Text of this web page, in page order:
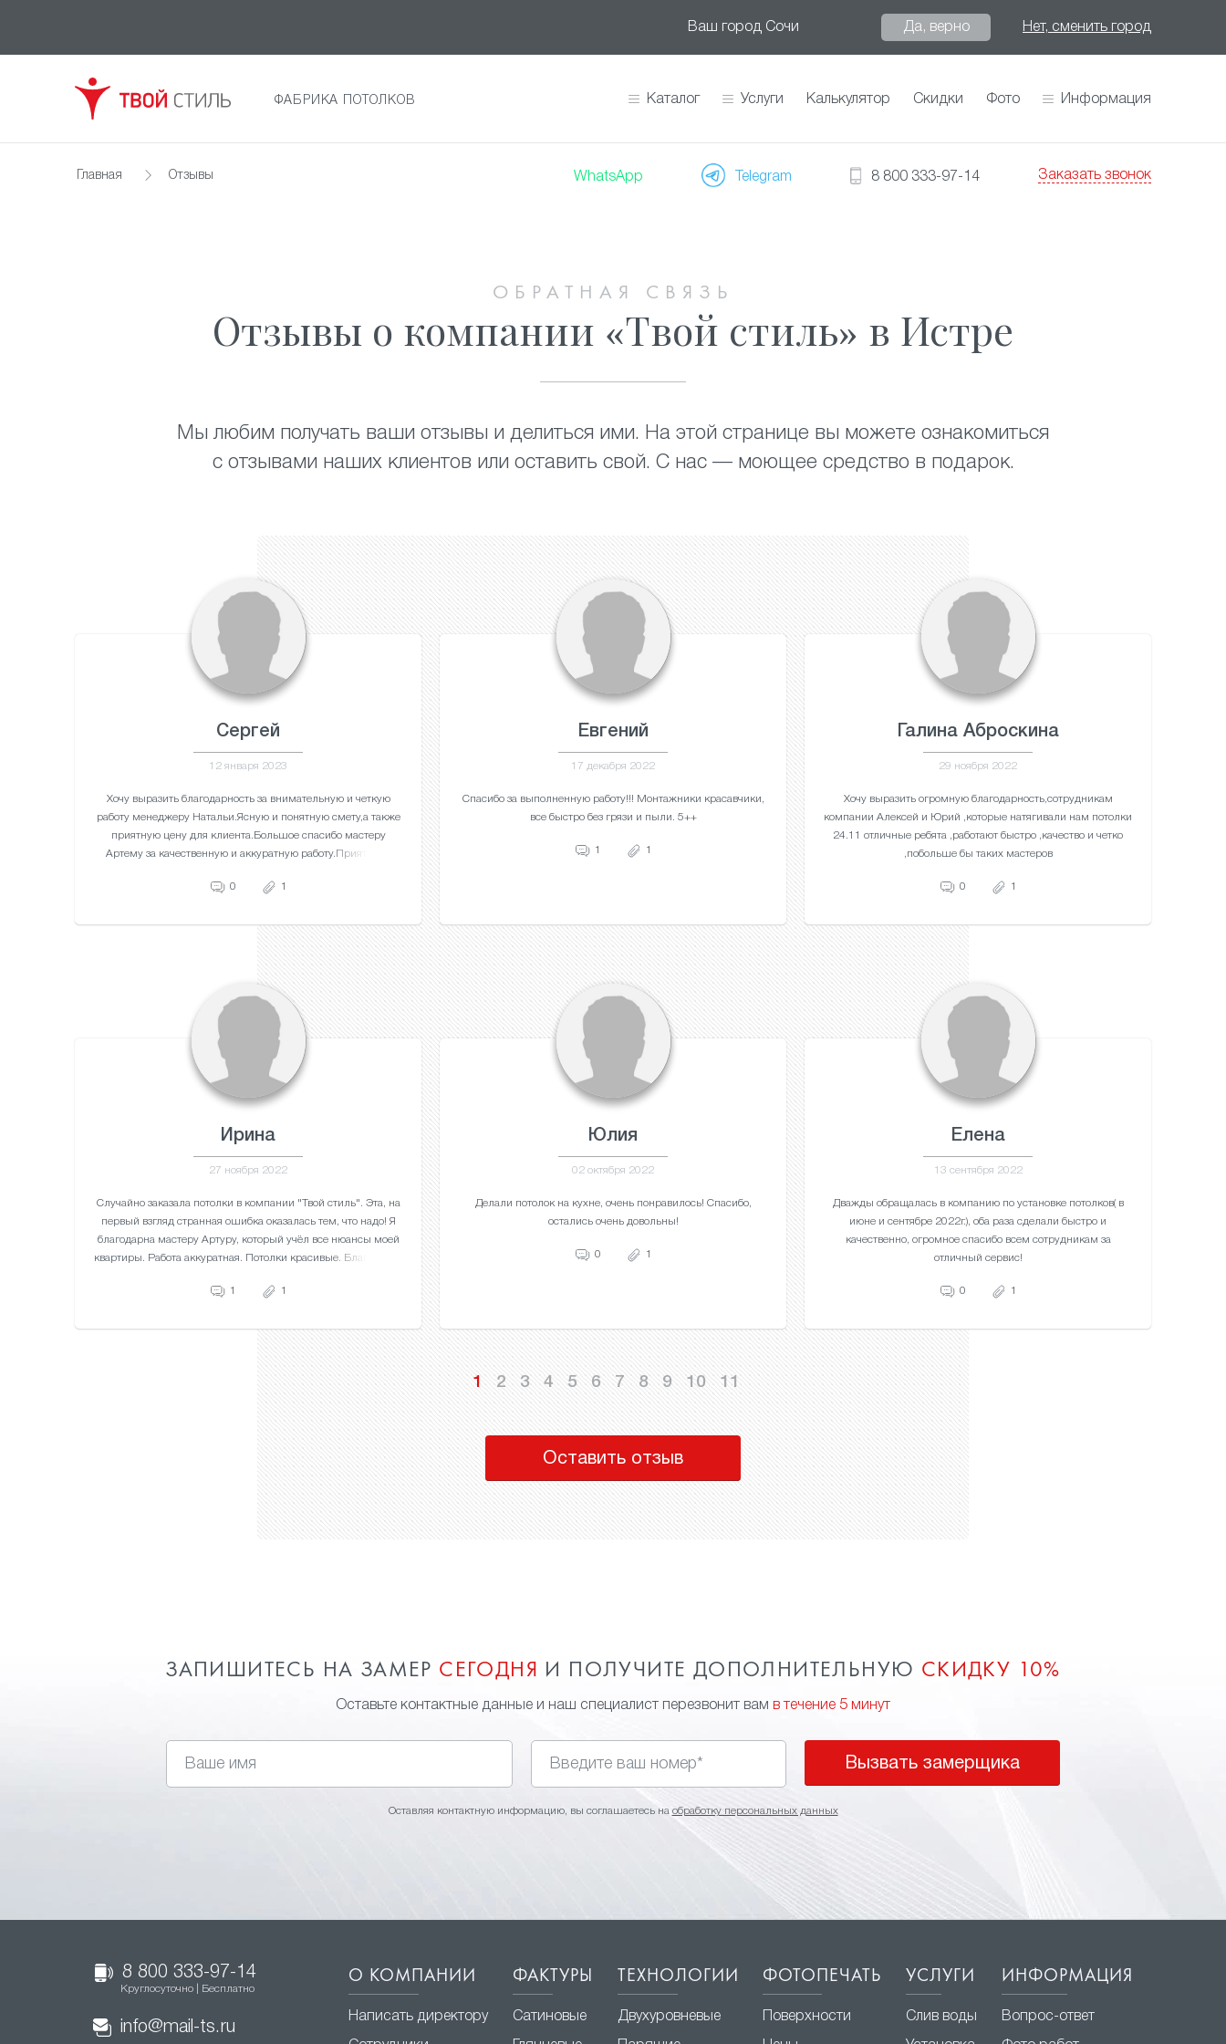
Ваш город Сочи Да, верно Нет, сменить город
ФАБРИКА ПОТОЛКОВ Каталог Услуги Калькулятор Скидки Фото Информация
Главная Отзывы WhatsApp Telegram 8 800 333-97-14 Заказать звонок
ОБРАТНАЯ СВЯЗЬ
Отзывы о компании «Твой стиль» в Истре
Мы любим получать ваши отзывы и делиться ими. На этой странице вы можете ознакомиться
с отзывами наших клиентов или оставить свой. С нас — моющее средство в подарок.
Сергей
12 января 2023
Хочу выразить благодарность за внимательную и четкую
работу менеджеру Натальи.Ясную и понятную смету,а также
приятную цену для клиента.Большое спасибо мастеру
Артему за качественную и аккуратную работу.Приятно за
квартира и лоджия с красивыми потолками выглядит
0 1
Евгений
17 декабря 2022
Спасибо за выполненную работу!!! Монтажники красавчики,
все быстро без грязи и пыли. 5++
1 1
Галина Аброскина
29 ноября 2022
Хочу выразить огромную благодарность,сотрудникам
компании Алексей и Юрий ,которые натягивали нам потолки
24.11 отличные ребята ,работают быстро ,качество и четко
,побольше бы таких мастеров
0 1
Ирина
27 ноября 2022
Случайно заказала потолки в компании "Твой стиль". Эта, на
первый взгляд странная ошибка оказалась тем, что надо! Я
благодарна мастеру Артуру, который учёл все нюансы моей
квартиры. Работа аккуратная. Потолки красивые. Благодарю!
1 1
Юлия
02 октября 2022
Делали потолок на кухне, очень понравилось! Спасибо,
остались очень довольны!
0 1
Елена
13 сентября 2022
Дважды обращалась в компанию по установке потолков( в
июне и сентябре 2022г.), оба раза сделали быстро и
качественно, огромное спасибо всем сотрудникам за
отличный сервис!
0 1
1 2 3 4 5 6 7 8 9 10 11
Оставить отзыв
ЗАПИШИТЕСЬ НА ЗАМЕР СЕГОДНЯ И ПОЛУЧИТЕ ДОПОЛНИТЕЛЬНУЮ СКИДКУ 10%
Оставьте контактные данные и наш специалист перезвонит вам в течение 5 минут
Вызвать замерщика
Оставляя контактную информацию, вы соглашаетесь на обработку персональных данных
8 800 333-97-14
Круглосуточно | Бесплатно
info@mail-ts.ru
О КОМПАНИИ
Написать директору
ФАКТУРЫ
Сатиновые
ТЕХНОЛОГИИ
Двухуровневые
ФОТОПЕЧАТЬ
Поверхности
УСЛУГИ
Слив воды
ИНФОРМАЦИЯ
Вопрос-ответ